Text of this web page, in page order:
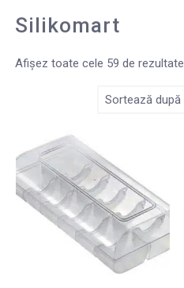
Silikomart
Afișez toate cele 59 de rezultate